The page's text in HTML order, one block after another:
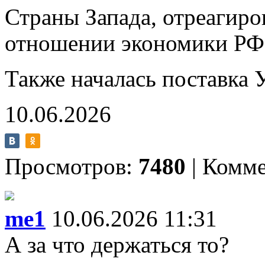
Страны Запада,
отношении экономики
Также началась
10.06.2026
Просмотров: 7480 |
me1 10.06.2026 11:31
А за что держаться то?